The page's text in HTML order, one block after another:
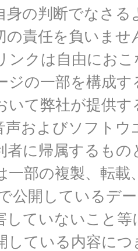
身の判断でなさ
の責任を負いませ
ンクは自由にお
ジの一部を構成
いて弊社が提供
声およびソフト
者に帰属するも
一部の複製、転
公開しているデ
していないこと
している内容に